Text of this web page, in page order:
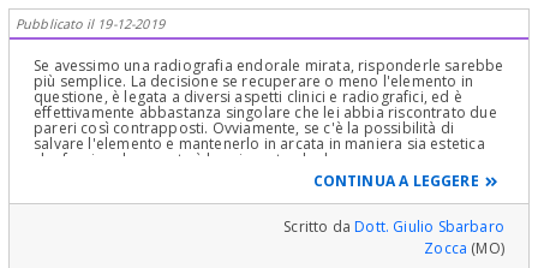
Pubblicato il 19-12-2019
Se avessimo una radiografia endorale mirata, risponderle sarebbe
più semplice. La decisione se recuperare o meno l'elemento in
questione, è legata a diversi aspetti clinici e radiografici, ed è
effettivamente abbastanza singolare che lei abbia riscontrato due
pareri così contrapposti. Ovviamente, se c'è la possibilità di
salvare l'elemento e mantenerlo in arcata in maniera sia estetica
che funzionale, questa è la prima strada da percorrere.
CONTINUA A LEGGERE
Scritto daDott. Giulio Sbarbaro
Zocca (MO)